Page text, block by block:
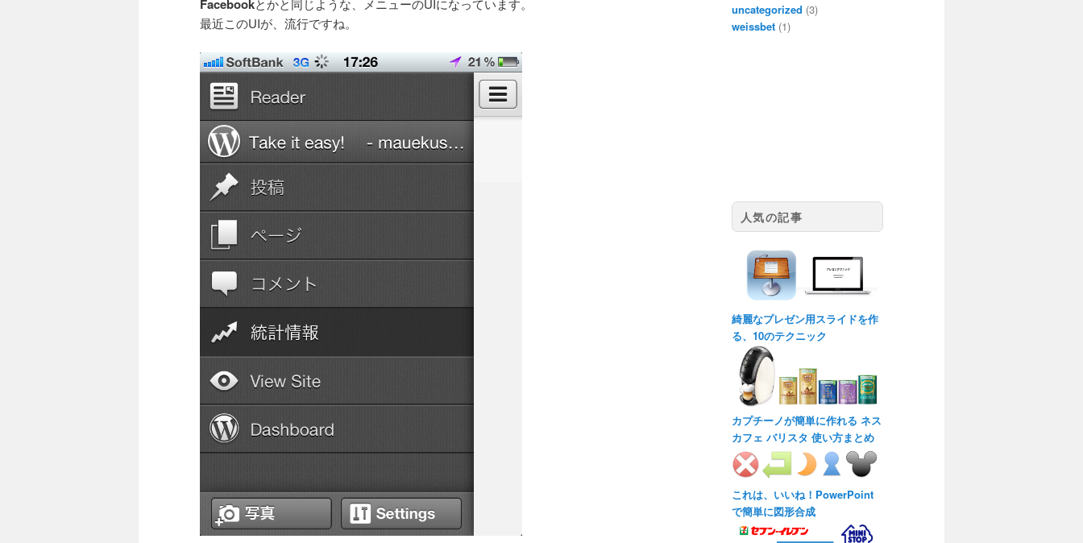
Facebook
最近このUIが、流行ですね。
uncategorized (3)
weissbet (1)
人気の記事
綺麗なプレゼン用スライドを作
る、10のテクニック
カプチーノが簡単に作れる ネス
カフェ バリスタ 使い方まとめ
これは、いいね！PowerPoint
で簡単に図形合成